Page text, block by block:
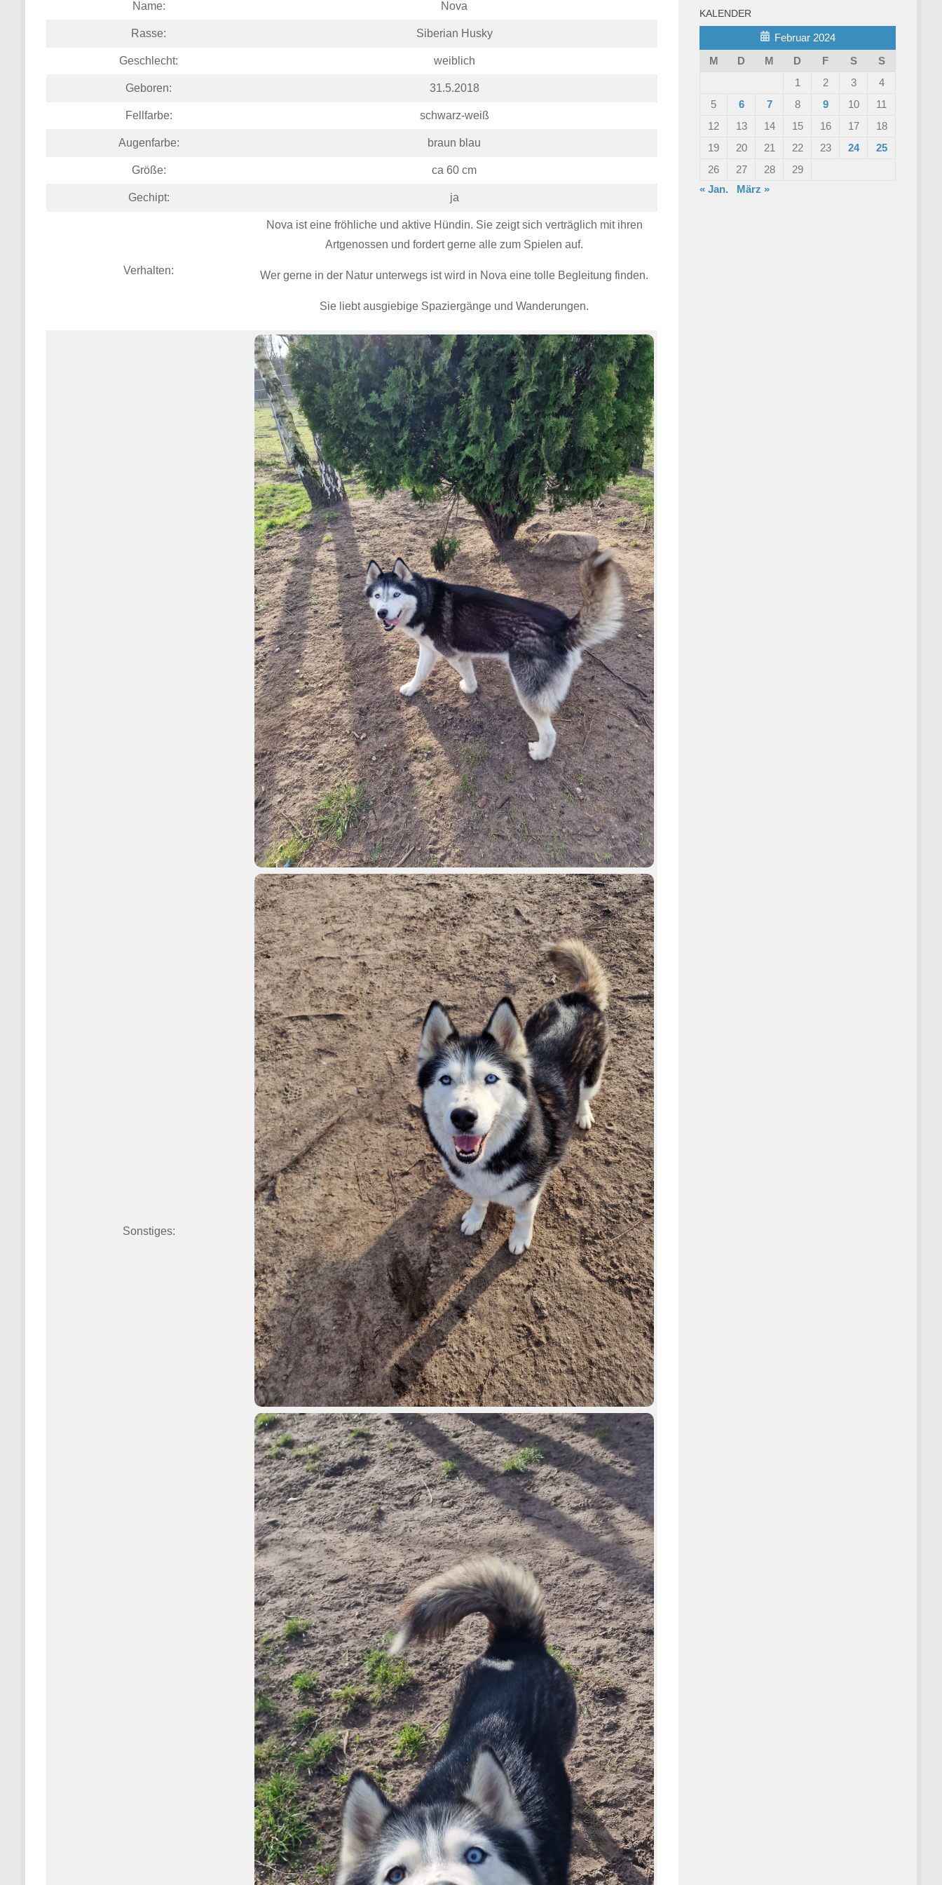
Name: Nova
Rasse: Siberian Husky
Geschlecht: weiblich
Geboren: 31.5.2018
Fellfarbe: schwarz-weiß
Augenfarbe: braun blau
Größe: ca 60 cm
Gechipt: ja
Verhalten:
Nova ist eine fröhliche und aktive Hündin. Sie zeigt sich verträglich mit ihren
Artgenossen und fordert gerne alle zum Spielen auf.
Wer gerne in der Natur unterwegs ist wird in Nova eine tolle Begleitung finden.
Sie liebt ausgiebige Spaziergänge und Wanderungen.
Sonstiges:
KALENDER
Februar 2024
M
D M D F S
S
1
2 3
4
5
6 7 8 9 10
11
12
13 14 15 16 17
18
19
20 21 22 23 24
25
26
27 28
29
« Jan.
März »